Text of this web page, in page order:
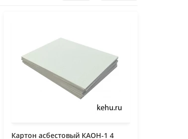
Картон асбестовый КАОН-1 4